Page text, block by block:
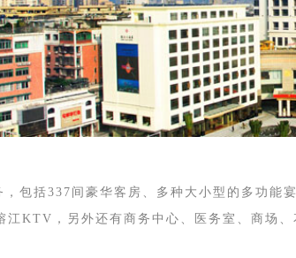
包括337间豪华客房、多种大小型的多功能
江KTV，另外还有商务中心、医务室、商场